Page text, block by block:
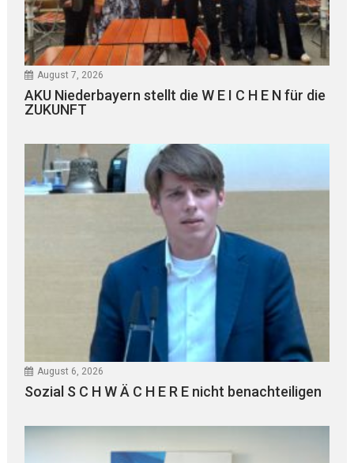
August 7, 2026
AKU Niederbayern stellt die W E I C H E N für die
ZUKUNFT
August 6, 2026
Sozial S C H W Ä C H E R E nicht benachteiligen